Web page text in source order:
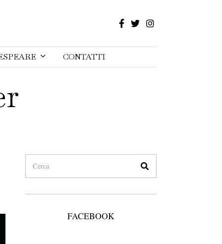
CONTATTI
FACEBOOK